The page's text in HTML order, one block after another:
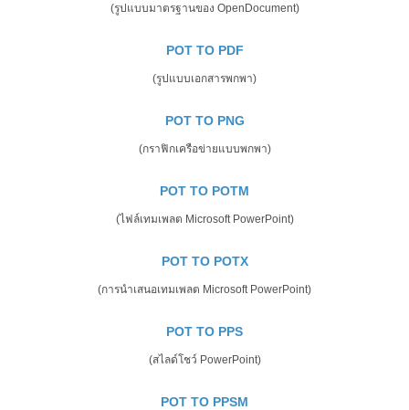
(รูปแบบมาตรฐานของ OpenDocument)
POT TO PDF
(รูปแบบเอกสารพกพา)
POT TO PNG
(กราฟิกเครือข่ายแบบพกพา)
POT TO POTM
(ไฟล์เทมเพลต Microsoft PowerPoint)
POT TO POTX
(การนำเสนอเทมเพลต Microsoft PowerPoint)
POT TO PPS
(สไลด์โชว์ PowerPoint)
POT TO PPSM